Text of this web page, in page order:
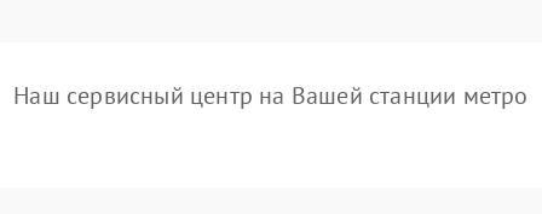
Наш сервисный центр на Вашей станции метро